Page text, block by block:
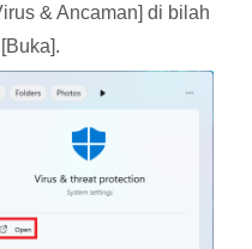
& Ancaman] di bilah